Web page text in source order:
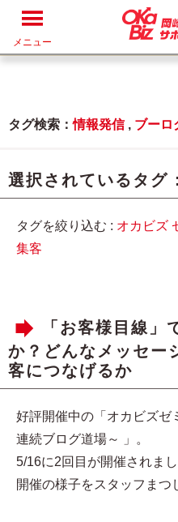
メニュー
タグ検索：情報発信, ブーロ
選択されているタ
タグを絞り込む : オカビズ
集客
「お客様目線」
か？どんなメッセー
客につなげるか
好評開催中の「オカビズゼ
連続ブログ道場～ 」。
5/16に2回目が開催されまし
開催の様子をスタッフまつ